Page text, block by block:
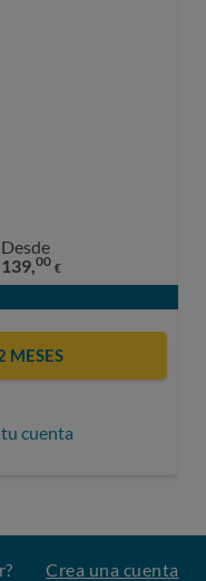
Desde
139,00 €
MESES
tu cuenta
Crea una cuenta